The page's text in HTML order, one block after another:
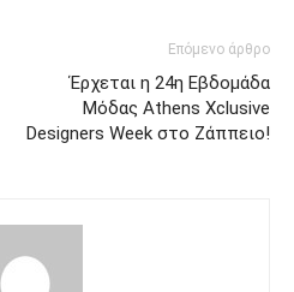
Επόμενο άρθρο
Έρχεται η 24η Εβδομάδα
Μόδας Athens Xclusive
Designers Week στο Ζάππειο!